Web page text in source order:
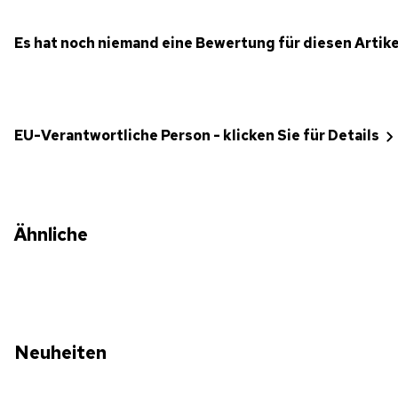
Es hat noch niemand eine Bewertung für diesen
EU-Verantwortliche Person - klicken Sie für Details
Ähnliche
Neuheiten